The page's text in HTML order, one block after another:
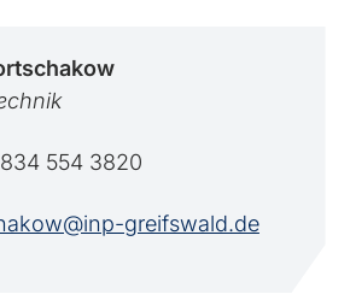
554 3820
greifswald.de